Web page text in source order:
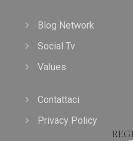
Blog Network
Social Tv
Values
Contattaci
Privacy Policy